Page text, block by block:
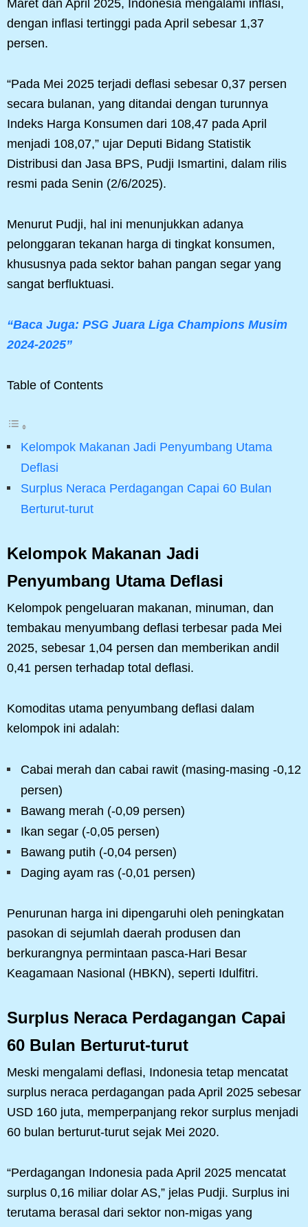
Maret dan April 2025, Indonesia mengalami inflasi,
dengan inflasi tertinggi pada April sebesar 1,37
persen.
“Pada Mei 2025 terjadi deflasi sebesar 0,37 persen
secara bulanan, yang ditandai dengan turunnya
Indeks Harga Konsumen dari 108,47 pada April
menjadi 108,07,” ujar Deputi Bidang Statistik
Distribusi dan Jasa BPS, Pudji Ismartini, dalam rilis
resmi pada Senin (2/6/2025).
Menurut Pudji, hal ini menunjukkan adanya
pelonggaran tekanan harga di tingkat konsumen,
khususnya pada sektor bahan pangan segar yang
sangat berfluktuasi.
“Baca Juga: PSG Juara Liga Champions Musim
2024-2025”
Table of Contents
Kelompok Makanan Jadi Penyumbang Utama
Deflasi
Surplus Neraca Perdagangan Capai 60 Bulan
Berturut-turut
Kelompok Makanan Jadi
Penyumbang Utama Deflasi
Kelompok pengeluaran makanan, minuman, dan
tembakau menyumbang deflasi terbesar pada Mei
2025, sebesar 1,04 persen dan memberikan andil
0,41 persen terhadap total deflasi.
Komoditas utama penyumbang deflasi dalam
kelompok ini adalah:
Cabai merah dan cabai rawit (masing-masing -0,12
persen)
Bawang merah (-0,09 persen)
Ikan segar (-0,05 persen)
Bawang putih (-0,04 persen)
Daging ayam ras (-0,01 persen)
Penurunan harga ini dipengaruhi oleh peningkatan
pasokan di sejumlah daerah produsen dan
berkurangnya permintaan pasca-Hari Besar
Keagamaan Nasional (HBKN), seperti Idulfitri.
Surplus Neraca Perdagangan Capai
60 Bulan Berturut-turut
Meski mengalami deflasi, Indonesia tetap mencatat
surplus neraca perdagangan pada April 2025 sebesar
USD 160 juta, memperpanjang rekor surplus menjadi
60 bulan berturut-turut sejak Mei 2020.
“Perdagangan Indonesia pada April 2025 mencatat
surplus 0,16 miliar dolar AS,” jelas Pudji. Surplus ini
terutama berasal dari sektor non-migas yang